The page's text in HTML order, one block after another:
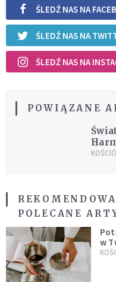
ŚLEDŹ NAS NA
ŚLEDŹ NAS NA
ŚLEDŹ NAS NA
POWIĄZANE
POLECANE
w